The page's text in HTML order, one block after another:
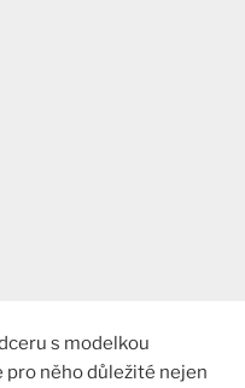
s modelkou
něho důležité nejen